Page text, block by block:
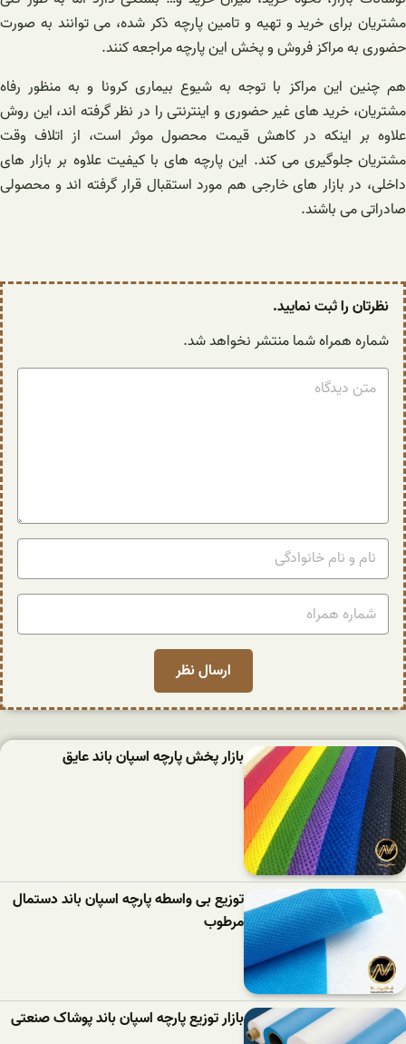
مشتریان برای خرید و تهیه و تامین پارچه ذکر شده، می توانند به صورت
حضوری به مراکز فروش و پخش این پارچه مراجعه کنند.
هم چنین این مراکز با توجه به شیوع بیماری کرونا و به منظور رفاه
مشتریان، خرید های غیر حضوری و اینترنتی را در نظر گرفته اند، این روش
علاوه بر اینکه در کاهش قیمت محصول موثر است، از اتلاف وقت
مشتریان جلوگیری می کند. این پارچه های با کیفیت علاوه بر بازار های
داخلی، در بازار های خارجی هم مورد استقبال قرار گرفته اند و محصولی
صادراتی می باشند.
نظرتان را ثبت نمایید.
شماره همراه شما منتشر نخواهد شد.
بازار پخش پارچه اسپان باند عایق
توزیع بی واسطه پارچه اسپان باند دستمال
مرطوب
بازار توزیع پارچه اسپان باند پوشاک صنعتی